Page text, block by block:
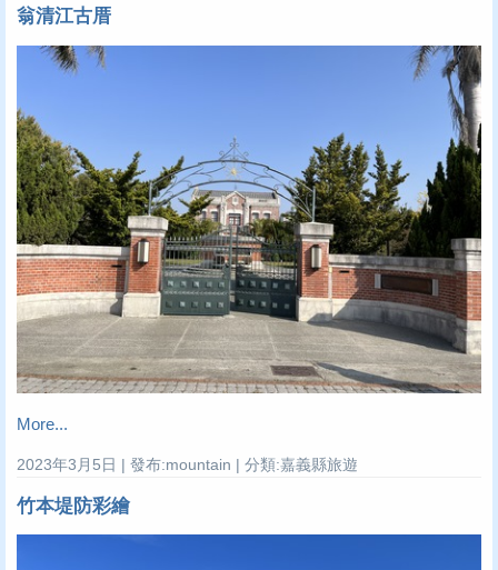
翁清江古厝
More...
2023年3月5日 | 發布:mountain | 分類:嘉義縣旅遊
竹本堤防彩繪